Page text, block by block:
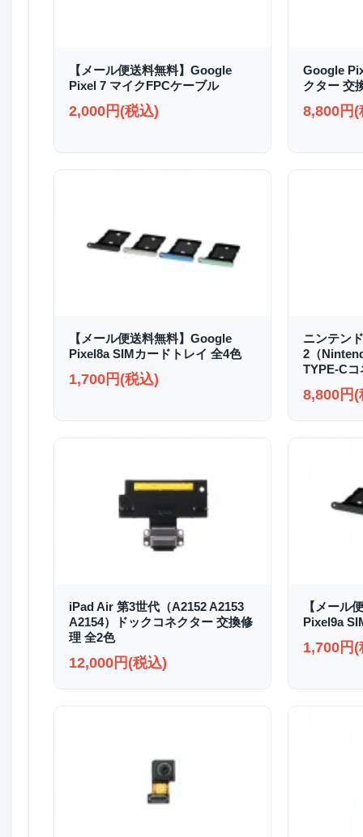
【メール便送料無料】Google
Pixel 7 マイクFPCケーブル
2,000円(税込)
Google
クター 交
8,800円(
【メール便送料無料】Google
Pixel8a SIMカードトレイ 全4色
1,700円(税込)
ニンテン
2（
TYPE-C
8,800円(
iPad Air 第3世代（A2152 A2153
A2154）ドックコネクター 交換修
理 全2色
12,000円(税込)
【メール
Pixel9a
1,700円(